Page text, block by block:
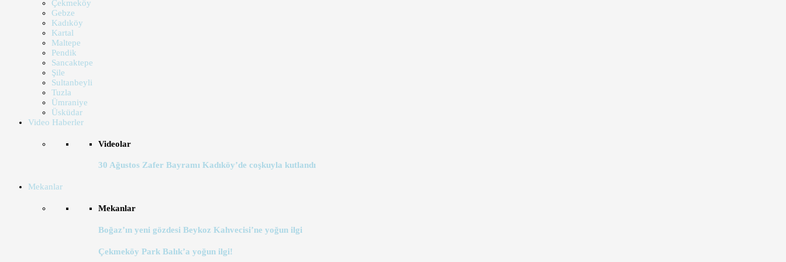
Çekmeköy
Gebze
Kadıköy
Kartal
Maltepe
Pendik
Sancaktepe
Şile
Sultanbeyli
Tuzla
Ümraniye
Üsküdar
Video Haberler
Videolar
30 Ağustos Zafer Bayramı Kadıköy’de coşkuyla kutlandı
Mekanlar
Mekanlar
Boğaz’ın yeni gözdesi Beykoz Kahvecisi’ne yoğun ilgi
Çekmeköy Park Balık’a yoğun ilgi!